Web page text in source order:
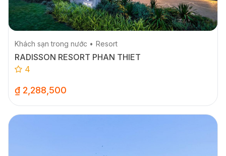
Khách sạn trong nước Resort
RADISSON RESORT PHAN THIET
4
₫ 2,288,500